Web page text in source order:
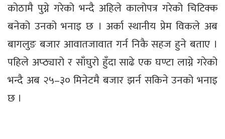
कोठामै पुग्ने गरेको भन्दै अहिले कालोपत्र गरेको चिटिक्क
बनेको उनको भनाइ छ । अर्का स्थानीय प्रेम विकले अब
बागलुङ बजार आवातजावात गर्न निकै सहज हुने बताए ।
पहिले अप्ठ्यारो र साँघुरो हुँदा साढे एक घण्टा लाग्ने गरेको
भन्दै अब २५–३० मिनेटमै बजार झर्न सकिने उनको भनाइ
छ ।